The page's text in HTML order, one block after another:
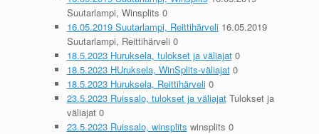
Suutarlampi, Winsplits 0
16.05.2019 Suutarlampi, Reittihärveli16.05.2019
Suutarlampi, Reittihärveli 0
18.5.2023 Huruksela, tulokset ja väliajat0
18.5.2023 HUruksela, WinSplits-väliajat0
18.5.2023 Huruksela, Reittihärveli0
23.5.2023 Ruissalo, tulokset ja väliajatTulokset ja
väliajat 0
23.5.2023 Ruissalo, winsplits winsplits 0